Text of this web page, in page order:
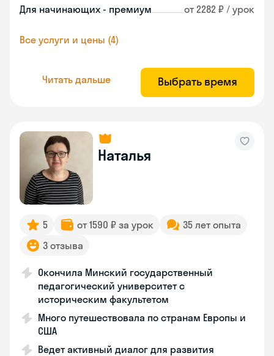
Для начинающих - премиум от 2282 ₽ / урок
Все услуги и цены (4)
Читать дальше Выбрать время
Наталья
5 от 1590 ₽ за урок
35 лет опыта
3 отзыва
Окончила Минский государственный
педагогический университет с
историческим факультетом
Много путешествовала по странам Европы и
США
Ведет активный диалог для развития